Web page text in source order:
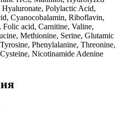
Polylactic Acid,
Cyanocobalamin, Riboflavin,
Folic acid, Carnitine, Valine,
Methionine, Serine, Glutamic
Phenylalanine, Threonine,
Nicotinamide Adenine